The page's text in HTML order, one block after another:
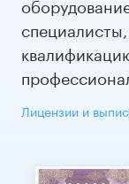
Лицензии и